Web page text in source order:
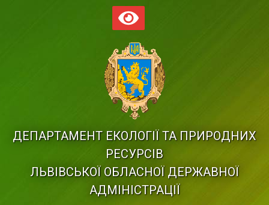
ДЕПАРТАМЕНТ ЕКОЛОГІЇ ТА ПРИРОДНИХ
РЕСУРСІВ
ЛЬВІВСЬКОЇ ОБЛАСНОЇ ДЕРЖАВНОЇ
АДМІНІСТРАЦІЇ